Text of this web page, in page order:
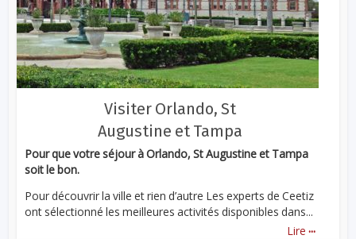
Visiter Orlando, St
Augustine et Tampa
Pour que votre séjour à Orlando, St Augustine et Tampa
soit le bon.
Pour découvrir la ville et rien d’autre Les experts de Ceetiz
ont sélectionné les meilleures activités disponibles dans...
Lire ...